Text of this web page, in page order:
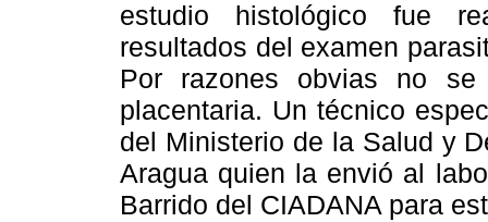
estudio histológico fue
resultados del examen
Por razones obvias no se
placentaria. Un técnico
del Ministerio de la Salud y
Aragua quien la envió al
Barrido del CIADANA para